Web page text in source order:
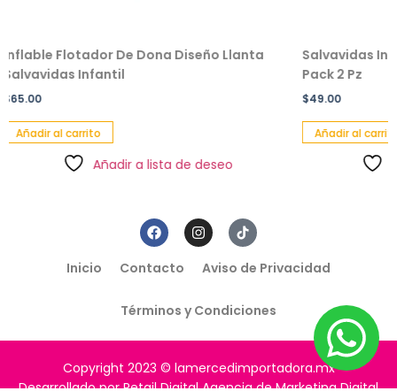
De Dona Diseño Llanta
Infantil
Añadir a lista de deseo
Salvavidas Inflable
Añadir al carrito
Añadir a
Inicio Contacto Aviso de Privacidad
Términos y Condiciones
Copyright 2023 © lamercedimportadora.mx